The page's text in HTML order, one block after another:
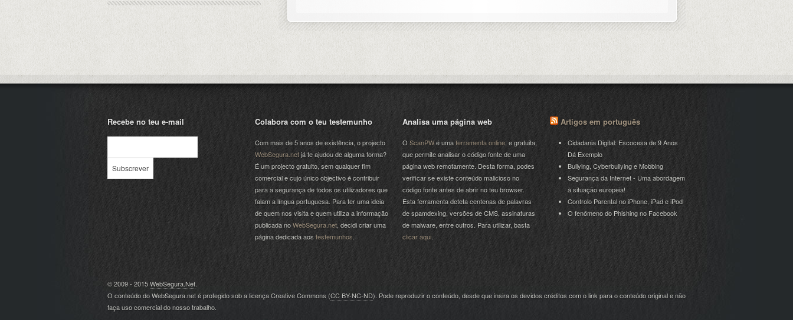
Recebe no teu e-mail Colabora com o teu testemunho
Com mais de 5 anos de existência, o projecto
WebSegura.netjá te ajudou de alguma forma?
É um projecto gratuito, sem qualquer fim
comercial e cujo único objectivo é contribuir
para a segurança de todos os utilizadores que
falam a língua portuguesa. Para ter uma ideia
de quem nos visita e quem utiliza a informação
publicada noWebSegura.net , decidi criar uma
página dedicada aos testemunhos
Analisa uma página web
OScanPWé umaferramenta online, e gratuita,
que permite analisar o código fonte de uma
página web remotamente. Desta forma, podes
verificar se existe conteúdo malicioso no
código fonte antes de abrir no teu browser.
Esta ferramenta deteta centenas de palavras
de spamdexing, versões de CMS, assinaturas
de malware, entre outros. Para utilizar, basta
clicar aqui.
Artigos em português
Cidadania Digital: Escocesa de 9 Anos
Dá Exemplo
Bullying, Cyberbullying e Mobbing
Segurança da Internet - Uma abordagem
à situação europeia!
Controlo Parental no iPhone, iPad e iPod
O fenómeno do Phishing no Facebook
© 2009 - 2015WebSegura.Net.
O conteúdo do WebSegura.net é protegido sob a licença Creative Commons (CC BY-NC-ND). Pode reproduzir o conteúdo, desde que insira os devidos créditos com o link para o conteúdo original e não
faça uso comercial do nosso trabalho.